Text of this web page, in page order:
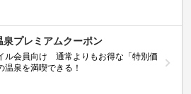
泉プレミアムクーポン
ル会員向け 通常よりもお得な「特別価
温泉を満喫できる！